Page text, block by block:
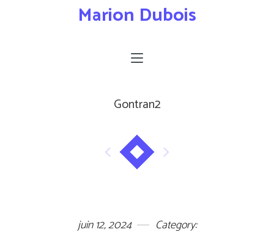
Marion Dubois
Gontran2
juin 12, 2024 Category: